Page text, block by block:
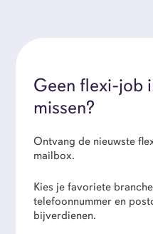
Geen flexi-job
missen?
Ontvang de nieuwste
mailbox.
Kies je favoriete
telefoonnummer en
bijverdienen.